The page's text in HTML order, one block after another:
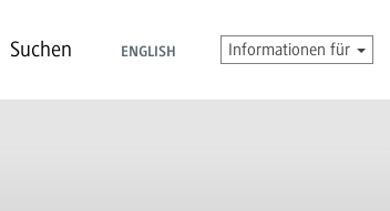
Suchen ENGLISH Informationen für